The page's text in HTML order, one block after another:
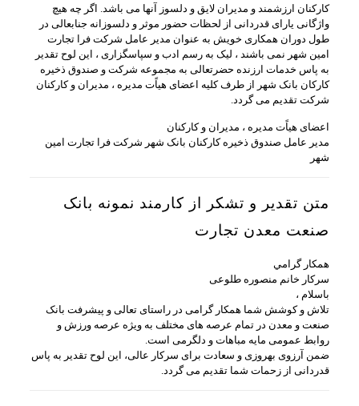
کارکنان ارزشمند و مدیران لایق و دلسوز آنها می باشد. اگر چه هیچ
واژگانی یارای قدردانی از لحظات حضور موثر و دلسوزانه جنابعالی در
طول دوران همکاری خویش به عنوان مدیر عامل شرکت فرا تجارت
امین شهر نمی باشند ، لیک به رسم ادب و سپاسگزاری ، این لوح تقدیر
به پاس خدمات ارزنده حضرتعالی به مجموعه شرکت و صندوق ذخیره
کارکان بانک شهر از طرف کلیه اعضای هیاًت مدیره ، مدیران و کارکنان
شرکت تقدیم می گردد.
اعضای هیاًت مدیره ، مدیران و کارکنان
مدیر عامل صندوق ذخیره کارکنان بانک شهر شرکت فرا تجارت امین
شهر
متن تقدیر و تشکر از کارمند نمونه بانک
صنعت معدن تجارت
همكار گرامي
سرکار خانم منصوره طلوعی
باسلام ،
تلاش و کوشش شما همکار گرامی در راستای تعالی و پیشرفت بانک
صنعت و معدن در تمام عرصه های مختلف به ویژه عرصه ورزش و
روابط عمومی مایه مباهات و دلگرمی است.
ضمن آرزوی بهروزی و سعادت برای سرکار عالی، این لوح تقدیر به پاس
قدردانی از زحمات شما تقدیم می گردد.